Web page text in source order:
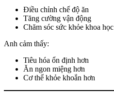
Điều chỉnh chế độ ăn
Tăng cường vận động
Chăm sóc sức khỏe khoa học
Anh cảm thấy:
Tiêu hóa ổn định hơn
Ăn ngon miệng hơn
Cơ thể khỏe khoắn hơn